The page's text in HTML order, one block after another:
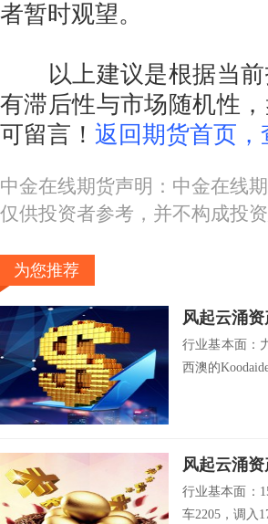
者暂时观望。
以上建议是根据当前
有滞后性与市场随机性
可留言！ 返回期货首页，
中金在线期货声明：中金在线
仅供投资者参考，并不构成投
为您推荐
风起云涌
行业基本面：
西澳的
风起云涌
行业基本面：
车2205，调入